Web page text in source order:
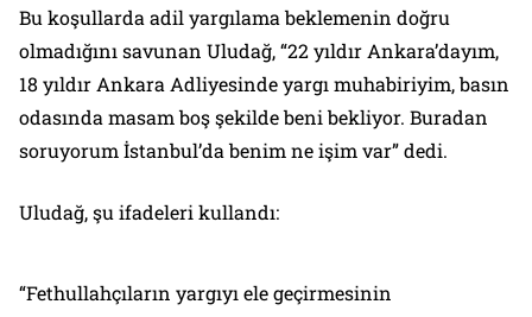
Bu koşullarda adil yargılama beklemenin doğru
olmadığını savunan Uludağ, “22 yıldır Ankara’dayım,
18 yıldır Ankara Adliyesinde yargı muhabiriyim, basın
odasında masam boş şekilde beni bekliyor. Buradan
soruyorum İstanbul’da benim ne işim var” dedi.
Uludağ, şu ifadeleri kullandı:
“Fethullahçıların yargıyı ele geçirmesinin